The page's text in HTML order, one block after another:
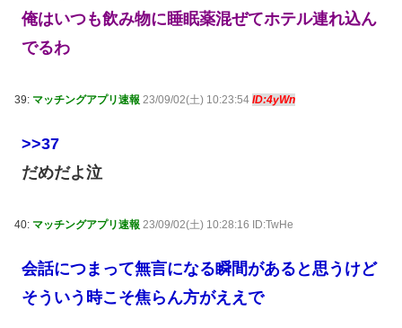
俺はいつも飲み物に睡眠薬混ぜてホテル連れ込ん
でるわ
39: マッチングアプリ速報 23/09/02(土) 10:23:54 ID:4yWn
>>37
だめだよ泣
40: マッチングアプリ速報 23/09/02(土) 10:28:16 ID:TwHe
会話につまって無言になる瞬間があると思うけど
そういう時こそ焦らん方がええで